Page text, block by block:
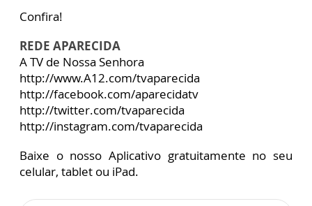
Confira!
REDE APARECIDA
A TV de Nossa Senhora
http://www.A12.com/tvaparecida
http://facebook.com/aparecidatv
http://twitter.com/tvaparecida
http://instagram.com/tvaparecida
Baixe o nosso Aplicativo gratuitamente no seu
celular, tablet ou iPad.